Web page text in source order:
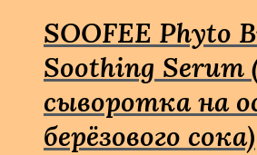
SOOFEE Phyto
Soothing
сыворотка на
берёзового сока)